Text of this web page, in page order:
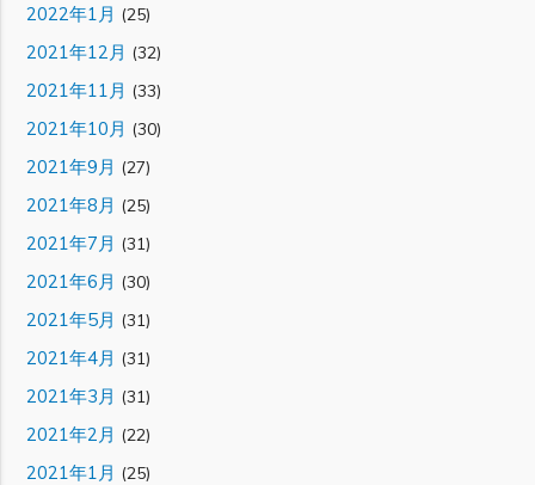
2022年1月 (25)
2021年12月 (32)
2021年11月 (33)
2021年10月 (30)
2021年9月 (27)
2021年8月 (25)
2021年7月 (31)
2021年6月 (30)
2021年5月 (31)
2021年4月 (31)
2021年3月 (31)
2021年2月 (22)
2021年1月 (25)